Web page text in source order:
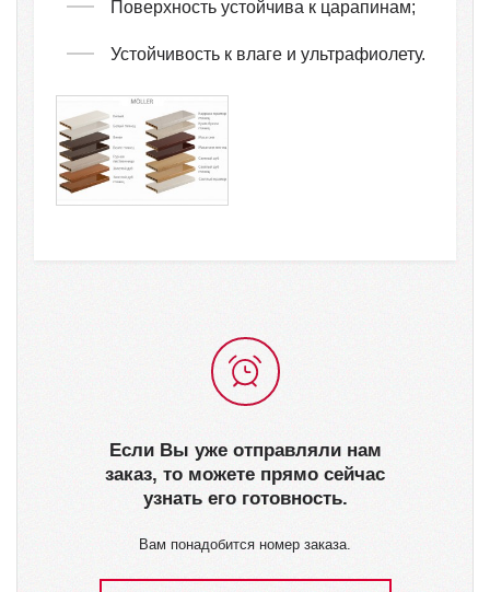
Поверхность устойчива к царапинам;
Устойчивость к влаге и ультрафиолету.
Если Вы уже отправляли нам
заказ, то можете прямо сейчас
узнать его готовность.
Вам понадобится номер заказа.